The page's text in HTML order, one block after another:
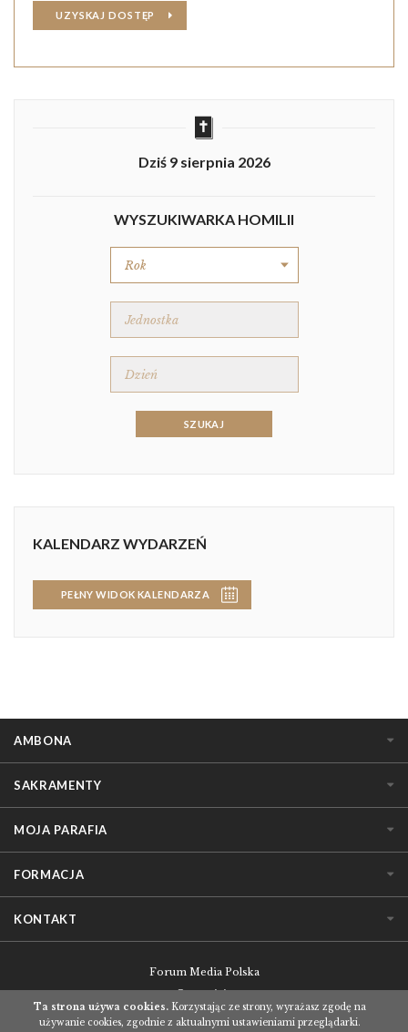
UZYSKAJ DOSTĘP
Dziś 9 sierpnia 2026
WYSZUKIWARKA HOMILII
KALENDARZ WYDARZEŃ
PEŁNY WIDOK KALENDARZA
AMBONA
SAKRAMENTY
MOJA PARAFIA
FORMACJA
KONTAKT
Forum Media Polska
O serwisie
Regulamin korzystania z serwisu
Ta strona używa cookies.Korzystając ze strony, wyrażasz zgodę na
używanie cookies, zgodnie z aktualnymi ustawieniami przeglądarki.